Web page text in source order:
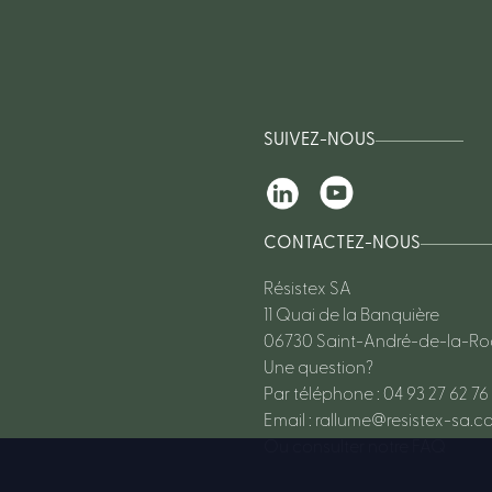
SUIVEZ-NOUS
CONTACTEZ-NOUS
Résistex SA
11 Quai de la Banquière
06730 Saint-André-de-la-
Une question?
Par téléphone : 04 93 27 62 76
Email : rallume@resistex-